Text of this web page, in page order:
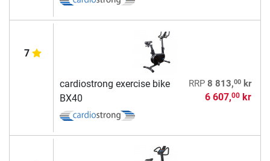
7
cardiostrong exercise bike
BX40
RRP 8 813,00kr
6 607,00kr